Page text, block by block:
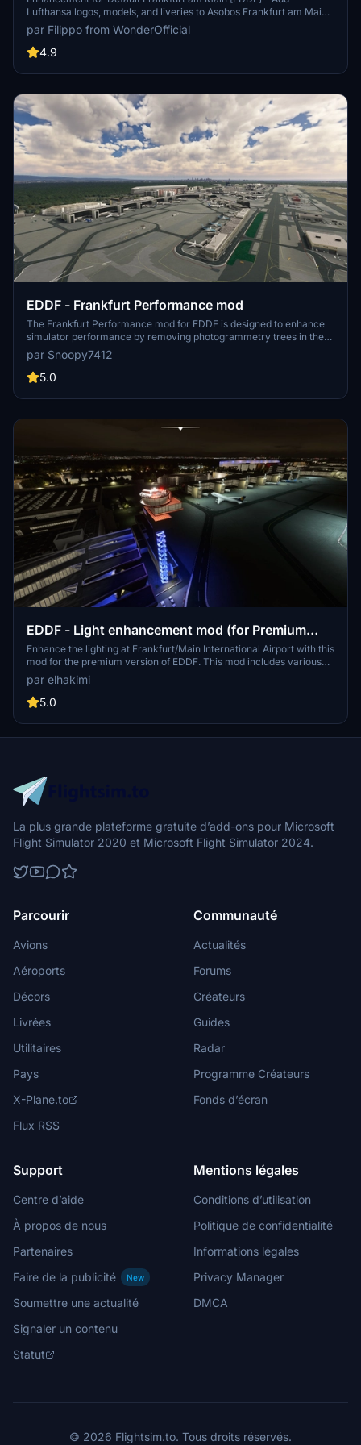
Lufthansa logos, models, and liveries to Asobos Frankfurt am Main
airport. Choose between a version with static AI or without. Detailed
update includes real airport-based logos, aircraft models, and more
enhancements. Asobo-developed airport; bridge update pending
WonderOfficial team.
par Filippo from WonderOfficial
4.9
EDDF - Frankfurt Performance mod
The Frankfurt Performance mod for EDDF is designed to enhance
simulator performance by removing photogrammetry trees in the
vicinity of Frankfurt Airport. This modification does not alter the
airport itself but reduces the rendering load by clearing out
excessive tree models, resulting in a smoother experience.
par Snoopy7412
5.0
EDDF - Light enhancement mod (for Premium
version airport)
Enhance the lighting at Frankfurt/Main International Airport with this
mod for the premium version of EDDF. This mod includes various
improvements such as iconic blue lights for the DFS Tower, new
apron lights, additional objects for realism, and more. Stay tuned for
future updates and enjoy a more immersive airport experience.
par elhakimi
5.0
La plus grande plateforme gratuite d’add-ons pour Microsoft
Flight Simulator 2020 et Microsoft Flight Simulator 2024.
Parcourir
Avions
Aéroports
Décors
Livrées
Utilitaires
Pays
X-Plane.to
Flux RSS
Communauté
Actualités
Forums
Créateurs
Guides
Radar
Programme Créateurs
Fonds d’écran
Support
Centre d’aide
À propos de nous
Partenaires
Faire de la publicité
New
Soumettre une actualité
Signaler un contenu
Statut
Mentions légales
Conditions d’utilisation
Politique de confidentialité
Informations légales
Privacy Manager
DMCA
© 2026 Flightsim.to. Tous droits réservés.